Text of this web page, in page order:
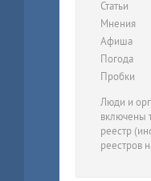
Статьи
Мнения
Афиша
Погода
Пробки
Люди и
включены
реестр
реестров